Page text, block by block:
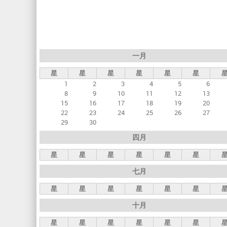
一月
星 星 星 星 星 星
1
2 3 4 5
6
8
9 10 11 12
13
15
16 17 18 19
20
22
23 24 25 26
27
29
30
四月
星 星 星 星 星 星
七月
星 星 星 星 星 星
十月
星 星 星 星 星 星